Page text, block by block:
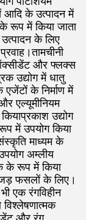
आदि के उत्पादन में
रूप में किया जाता
के लिए
ऑक्सीडेंट और फ्लक्स
उद्योग में धातु
के निर्माण में
एल्यूमीनियम
उद्योग
में उपयोग किया
माध्यम के
अम्लीय
के रूप में किया
फसलों के लिए।
एक रंगविहीन